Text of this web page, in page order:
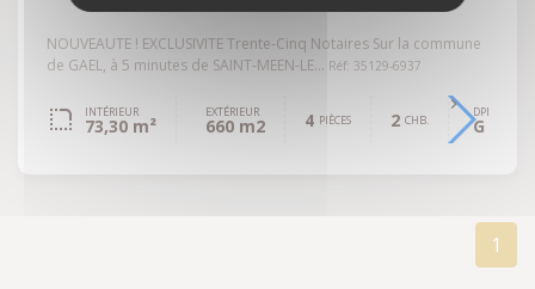
NOUVEAUTE ! EXCLUSIVITE Trente-Cinq Notaires Sur la commune
de GAEL, à 5 minutes de SAINT-MEEN-LE... Réf: 35129-6937
INTÉRIEUR
73,30 m²
EXTÉRIEUR
660 m2 4 PIÈCES 2 CHB. DPE
G
1